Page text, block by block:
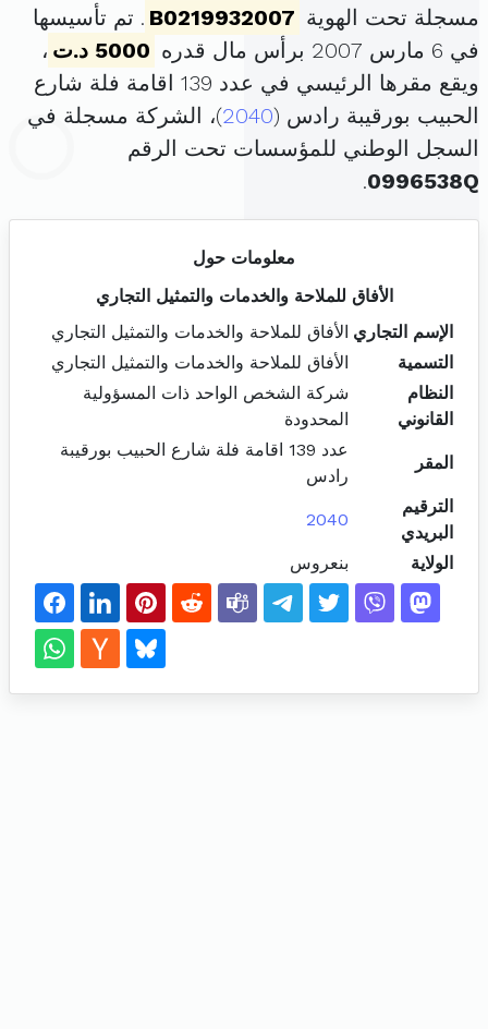
مسجلة تحت الهوية B0219932007 . تم تأسيسها
في 6 مارس 2007 برأس مال قدره
5000 د.ت
،
ويقع مقرها الرئيسي في عدد 139 اقامة فلة شارع
الحبيب بورقيبة رادس (2040)، الشركة مسجلة في
السجل الوطني للمؤسسات تحت الرقم
0996538Q
.
معلومات حول
الأفاق للملاحة والخدمات والتمثيل التجاري
الإسم التجاري الأفاق للملاحة والخدمات والتمثيل التجاري
التسمية
الأفاق للملاحة والخدمات والتمثيل التجاري
النظام
القانوني
شركة الشخص الواحد ذات المسؤولية
المحدودة
المقر
عدد 139 اقامة فلة شارع الحبيب بورقيبة
رادس
الترقيم
البريدي
2040
الولاية بنعروس